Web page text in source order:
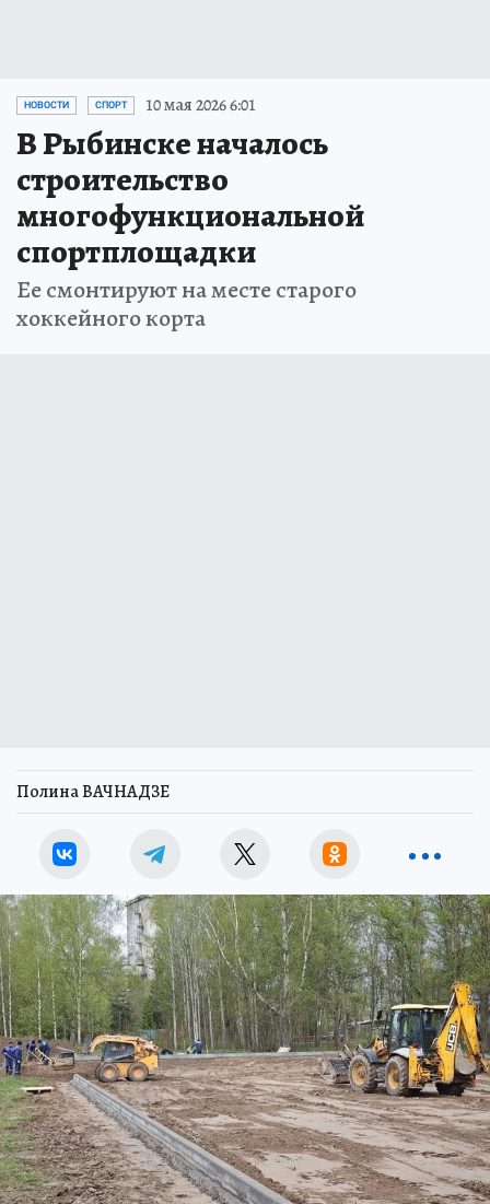
НОВОСТИ СПОРТ 10 мая 2026 6:01
В Рыбинске началось
строительство
многофункциональной
спортплощадки
Ее смонтируют на месте старого
хоккейного корта
Полина ВАЧНАДЗЕ